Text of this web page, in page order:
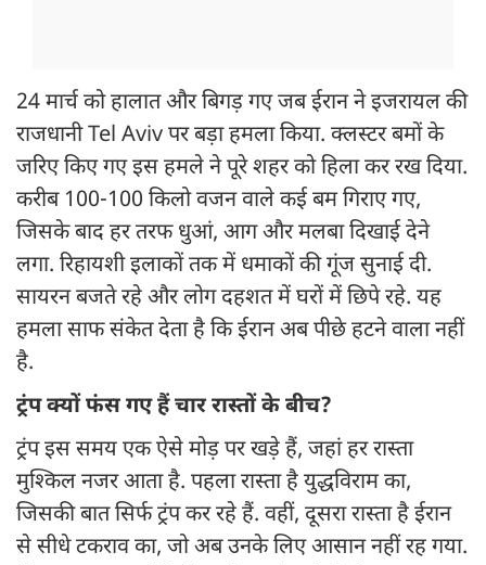
24 मार्च को हालात और बिगड़ गए जब ईरान ने इजरायल की
राजधानी Tel Aviv पर बड़ा हमला किया. क्लस्टर बमों के
जरिए किए गए इस हमले ने पूरे शहर को हिला कर रख दिया.
करीब 100-100 किलो वजन वाले कई बम गिराए गए,
जिसके बाद हर तरफ धुआं, आग और मलबा दिखाई देने
लगा. रिहायशी इलाकों तक में धमाकों की गूंज सुनाई दी.
सायरन बजते रहे और लोग दहशत में घरों में छिपे रहे. यह
हमला साफ संकेत देता है कि ईरान अब पीछे हटने वाला नहीं
है.
ट्रंप क्यों फंस गए हैं चार रास्तों के बीच?
ट्रंप इस समय एक ऐसे मोड़ पर खड़े हैं, जहां हर रास्ता
मुश्किल नजर आता है. पहला रास्ता है युद्धविराम का,
जिसकी बात सिर्फ ट्रंप कर रहे हैं. वहीं, दूसरा रास्ता है ईरान
से सीधे टकराव का, जो अब उनके लिए आसान नहीं रह गया.